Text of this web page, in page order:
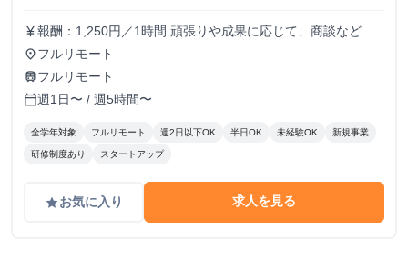
currency_yen 報酬：1,250円／1時間 頑張りや成果に応じて、商談などよ
り裁量のある業務にもチャレンジできます。 しっかりとし
た評価体制を設け、時給アップも随時検討していきます！
place フルリモート
train フルリモート
calendar_today週1日〜 / 週5時間〜
全学年対象 フルリモート 週2日以下OK 半日OK 未経験OK 新規事業
研修制度あり スタートアップ
gradeお気に入り 求人を見る